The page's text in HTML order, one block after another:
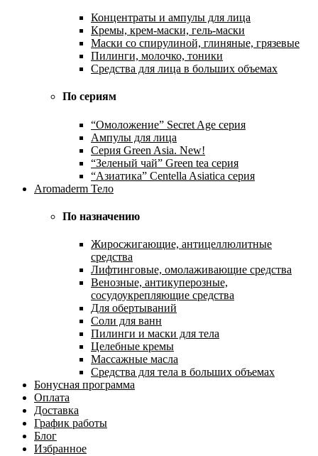
Концентраты и ампулы для лица
Кремы, крем-маски, гель-маски
Маски со спирулиной, глиняные, грязевые
Пилинги, молочко, тоники
Средства для лица в больших объемах
По сериям
“Омоложение” Secret Age серия
Ампулы для лица
Серия Green Asia. New!
“Зеленый чай” Green tea серия
“Азиатика” Centella Asiatica серия
Aromaderm Тело
По назначению
Жиросжигающие, антицеллюлитные
средства
Лифтинговые, омолаживающие средства
Венозные, антикуперозные,
сосудоукрепляющие средства
Для обертываний
Соли для ванн
Пилинги и маски для тела
Целебные кремы
Массажные масла
Средства для тела в больших объемах
Бонусная программа
Оплата
Доставка
График работы
Блог
Избранное